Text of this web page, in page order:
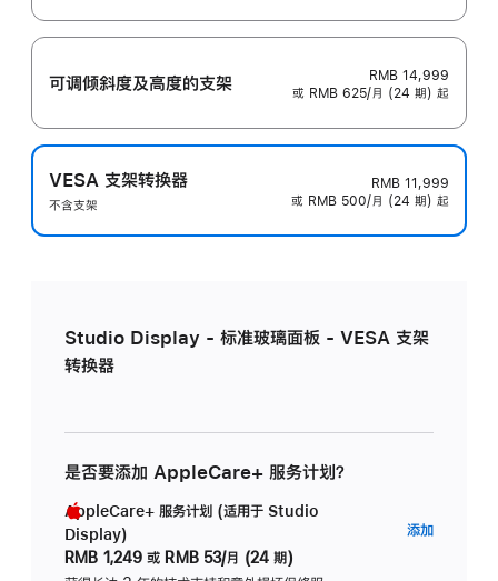
可调倾斜度及高‍度的支‍架
RMB 14,999
或 RMB 625/月 (24 期) 起
VESA 支架转换器
不含支架
RMB 11,999
或 RMB 500/月 (24 期) 起
Studio Display - 标准玻璃面板 - VESA 支架
转换器
是否要添加 AppleCare+ 服务计划？
AppleCare+ 服务计划 (适用于 Studio
Display)
RMB 1,249 或 RMB 53/月 (24 期)
添加